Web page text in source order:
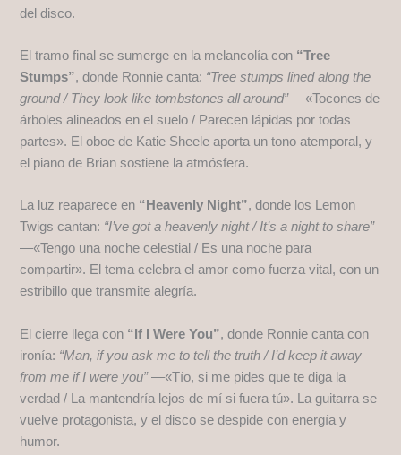
del disco.
El tramo final se sumerge en la melancolía con “Tree
Stumps”, donde Ronnie canta: “Tree stumps lined along the
ground / They look like tombstones all around”—«Tocones de
árboles alineados en el suelo / Parecen lápidas por todas
partes». El oboe de Katie Sheele aporta un tono atemporal, y
el piano de Brian sostiene la atmósfera.
La luz reaparece en “Heavenly Night”, donde los Lemon
Twigs cantan: “I’ve got a heavenly night / It’s a night to share”
—«Tengo una noche celestial / Es una noche para
compartir». El tema celebra el amor como fuerza vital, con un
estribillo que transmite alegría.
El cierre llega con “If I Were You”, donde Ronnie canta con
ironía: “Man, if you ask me to tell the truth / I’d keep it away
from me if I were you”—«Tío, si me pides que te diga la
verdad / La mantendría lejos de mí si fuera tú». La guitarra se
vuelve protagonista, y el disco se despide con energía y
humor.